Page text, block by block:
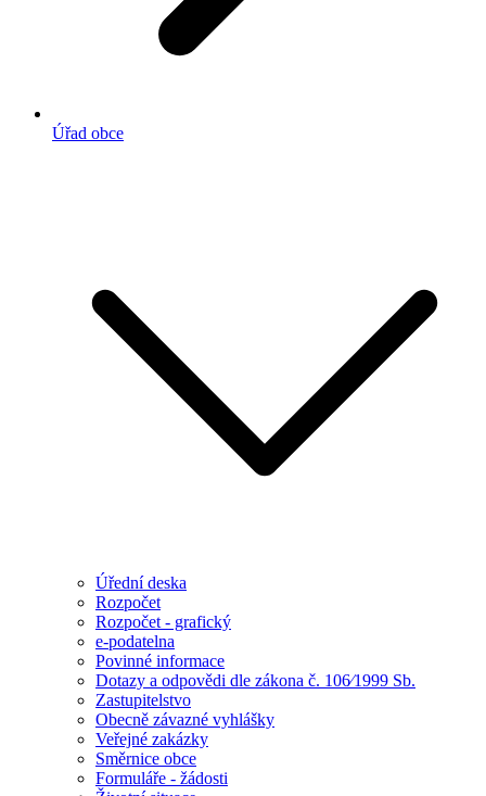
Úřad obce
Úřední deska
Rozpočet
Rozpočet - grafický
e-podatelna
Povinné informace
Dotazy a odpovědi dle zákona č. 106⁄1999 Sb.
Zastupitelstvo
Obecně závazné vyhlášky
Veřejné zakázky
Směrnice obce
Formuláře - žádosti